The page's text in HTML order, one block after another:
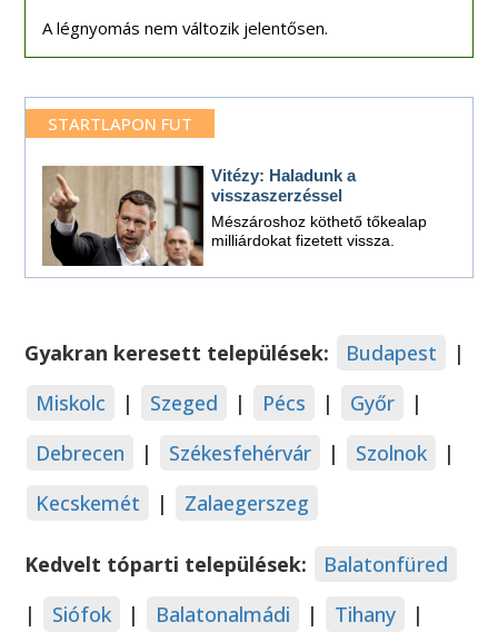
A légnyomás nem változik jelentősen.
STARTLAPON FUT
Vitézy: Haladunk a
visszaszerzéssel
Mészároshoz köthető tőkealap
milliárdokat fizetett vissza.
Gyakran keresett települések: Budapest
|
Miskolc
| Szeged | Pécs | Győr
|
Debrecen
| Székesfehérvár | Szolnok
|
Kecskemét
| Zalaegerszeg
Kedvelt tóparti települések:
Balatonfüred
|
Siófok | Balatonalmádi | Tihany
|